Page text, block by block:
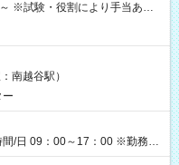
※試験・役割により手当あり
（前払い）オプションあ
1週間ほどで給与の一部を受け
（休憩1時間） 時給1,300円
※当日の役割により時給＋100
13:30（休憩なし） 時給1,300
8,400円＋交通費 【試用期
南越谷駅）
間/日 09：00～17：00 ※勤務時